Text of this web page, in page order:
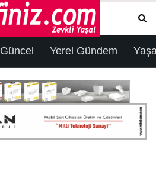
Güncel Yerel Gündem